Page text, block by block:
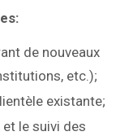
de nouveaux
etc.);
existante;
le suivi des